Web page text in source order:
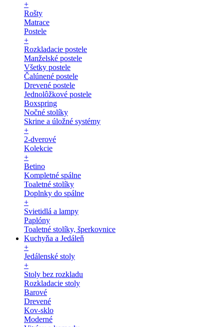
+
Rošty
Matrace
Postele
+
Rozkladacie postele
Manželské postele
Všetky postele
Čalúnené postele
Drevené postele
Jednolôžkové postele
Boxspring
Nočné stolíky
Skrine a úložné systémy
+
2-dverové
Kolekcie
+
Betino
Kompletné spálne
Toaletné stolíky
Doplnky do spálne
+
Svietidlá a lampy
Paplóny
Toaletné stolíky, šperkovnice
Kuchyňa a Jedáleň
+
Jedálenské stoly
+
Stoly bez rozkladu
Rozkladacie stoly
Barové
Drevené
Kov-sklo
Moderné